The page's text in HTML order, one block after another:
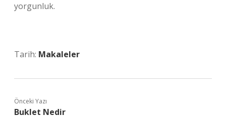
yorgunluk.
Tarih: Makaleler
Önceki Yazı
Buklet Nedir